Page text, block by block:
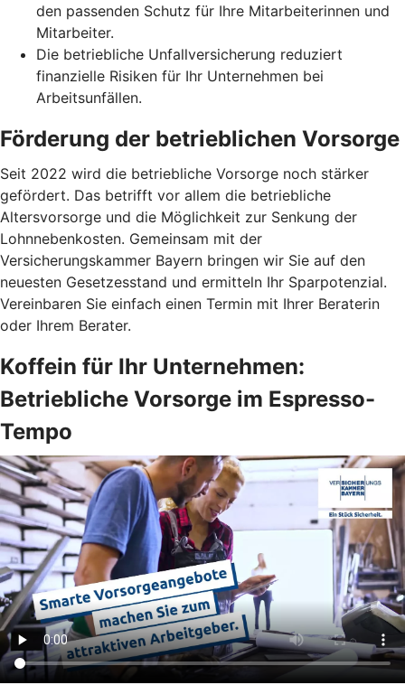
den passenden Schutz für Ihre Mitarbeiterinnen und
Mitarbeiter.
Die betriebliche Unfallversicherung reduziert
finanzielle Risiken für Ihr Unternehmen bei
Arbeitsunfällen.
Förderung der betrieblichen Vorsorge
Seit 2022 wird die betriebliche Vorsorge noch stärker
gefördert. Das betrifft vor allem die betriebliche
Altersvorsorge und die Möglichkeit zur Senkung der
Lohnnebenkosten. Gemeinsam mit der
Versicherungskammer Bayern bringen wir Sie auf den
neuesten Gesetzesstand und ermitteln Ihr Sparpotenzial.
Vereinbaren Sie einfach einen Termin mit Ihrer Beraterin
oder Ihrem Berater.
Koffein für Ihr Unternehmen:
Betriebliche Vorsorge im Espresso-
Tempo